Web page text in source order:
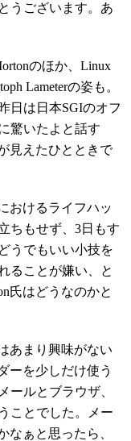
うございます。あ
のほか、Linux
Lameterの姿も。
日は日本SGIのオフ
驚いたよと話す
見えたひとときで
おけるライフハッ
ちもせず、3日もす
うでもいい小技を
ることが嫌い、と
氏はどうなのかと
あまり興味がない
ーを少しだけ使う
ールとブラウザ、
ことでした。メー
なぁと思ったら、